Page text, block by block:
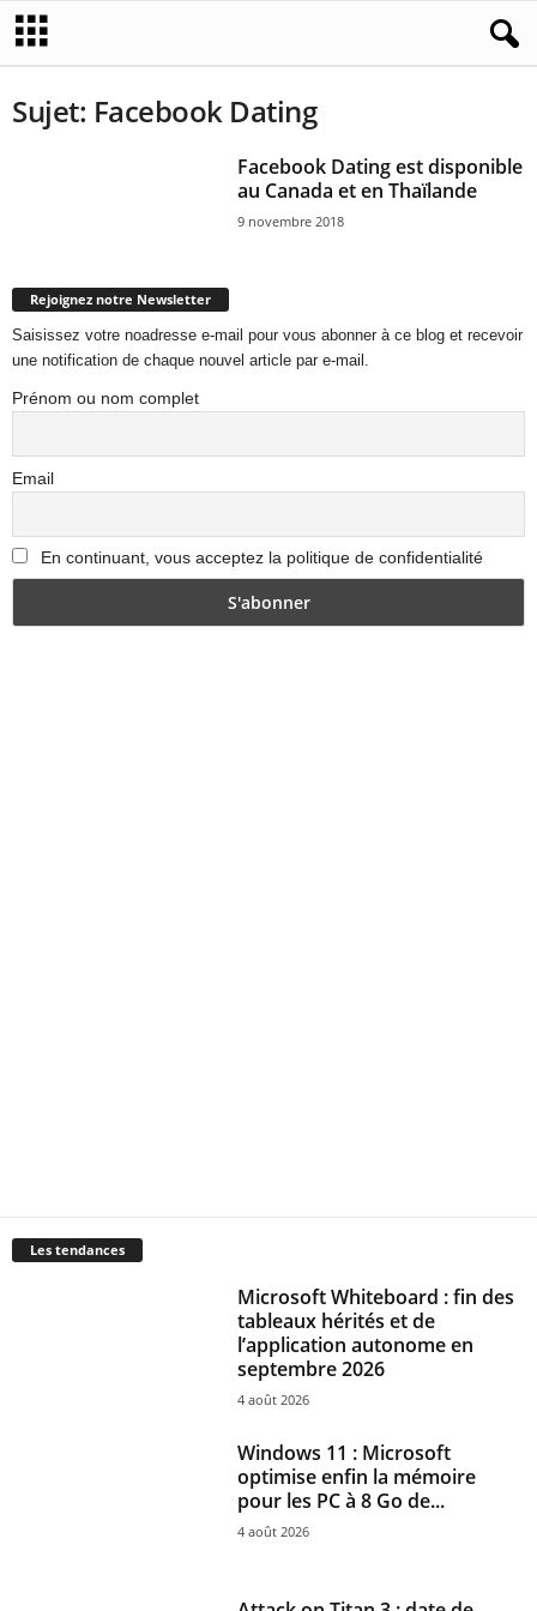
Sujet: Facebook Dating
Facebook Dating est disponible
au Canada et en Thaïlande
9 novembre 2018
Rejoignez notre Newsletter
Saisissez votre noadresse e-mail pour vous abonner à ce blog et recevoir
une notification de chaque nouvel article par e-mail.
Prénom ou nom complet
Email
En continuant, vous acceptez la politique de confidentialité
Les tendances
Microsoft Whiteboard : fin des
tableaux hérités et de
l’application autonome en
septembre 2026
4 août 2026
Windows 11 : Microsoft
optimise enfin la mémoire
pour les PC à 8 Go de...
4 août 2026